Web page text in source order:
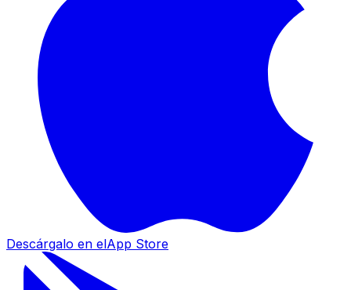
Descárgalo en elApp Store